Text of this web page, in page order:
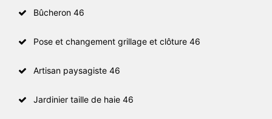
Bûcheron 46
Pose et changement grillage et clôture 46
Artisan paysagiste 46
Jardinier taille de haie 46